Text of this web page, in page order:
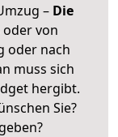
– Die
von
oder nach
muss sich
hergibt.
Sie?